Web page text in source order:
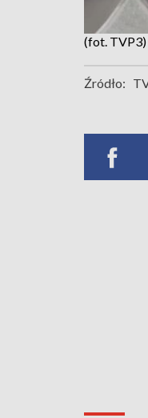
(fot. TVP3)
Źródło: